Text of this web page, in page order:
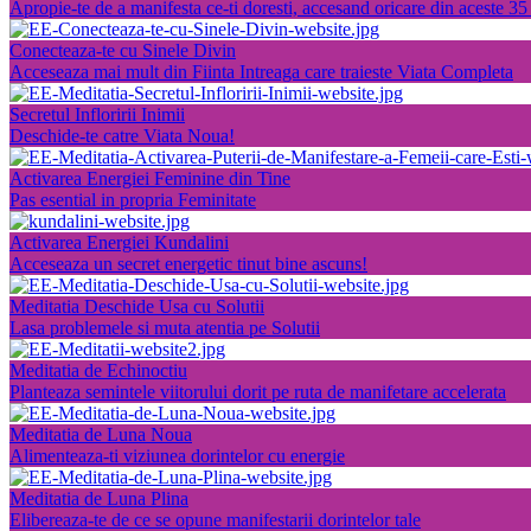
Apropie-te de a manifesta ce-ti doresti, accesand oricare din aceste
Conecteaza-te cu Sinele Divin
Acceseaza mai mult din Fiinta Intreaga care traieste Viata Completa
Secretul Infloririi Inimii
Deschide-te catre Viata Noua!
Activarea Energiei Feminine din Tine
Pas esential in propria Feminitate
Activarea Energiei Kundalini
Acceseaza un secret energetic tinut bine ascuns!
Meditatia Deschide Usa cu Solutii
Lasa problemele si muta atentia pe Solutii
Meditatia de Echinoctiu
Planteaza semintele viitorului dorit pe ruta de manifetare accelerata
Meditatia de Luna Noua
Alimenteaza-ti viziunea dorintelor cu energie
Meditatia de Luna Plina
Elibereaza-te de ce se opune manifestarii dorintelor tale